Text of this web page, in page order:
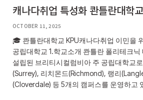
캐나다취업 특성화 콴틀란대학
OCTOBER 11, 2025
🎓 콴틀란대학교 KPU캐나다취업 이민을
공립대학교 1.학교소개 콴틀란 폴리테크닉
설립된 브리티시컬럼비아 주 공립대학교
(Surrey), 리치몬드(Richmond), 랭리
(Cloverdale) 등 5개의 캠퍼스를 운영하고